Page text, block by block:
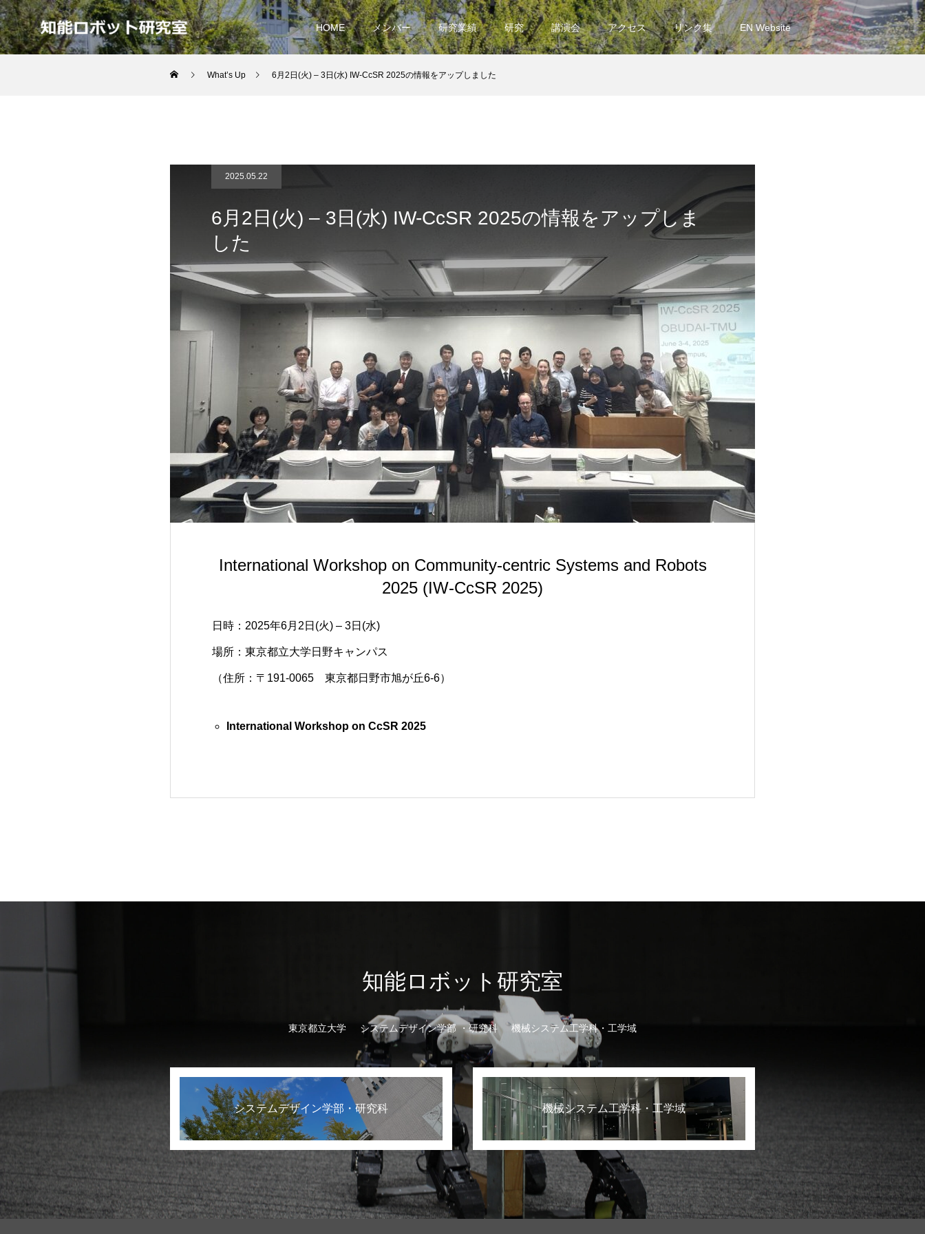
HOME メンバー 研究業績 研究 講演会 アクセス リンク集 EN Website
What’s Up 6月2日(火) – 3日(水) IW-CcSR 2025の情報をアップしました
2025.05.22
6月2日(火) – 3日(水) IW-CcSR 2025の情報をアップしま
した
International Workshop on Community-centric Systems and Robots
2025 (IW-CcSR 2025)
日時：2025年6月2日(火) – 3日(水)
場所：東京都立大学日野キャンパス
（住所：〒191-0065 東京都日野市旭が丘6-6）
International Workshop on CcSR 2025
知能ロボット研究室
東京都立大学 システムデザイン学部 ・研究科 機械システム工学科・工学域
システムデザイン学部・研究科 機械システム工学科・工学域